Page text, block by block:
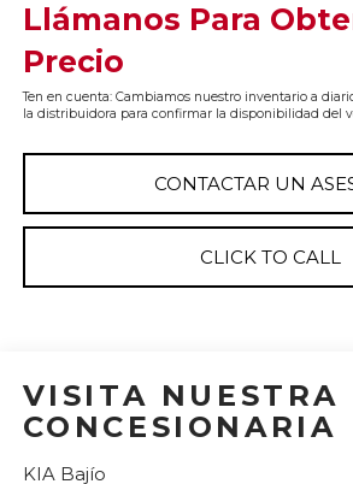
Llámanos Para
Precio
Ten en cuenta: Cambiamos nuestro inventario a
la distribuidora para confirmar la disponibilidad del
CONTACTAR UN
CLICK TO CALL
VISITA NUESTRA
CONCESIONARIA
KIA Bajío